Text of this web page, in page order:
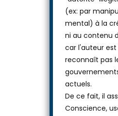
(ex: par
mental) à la
ni au contenu
car l'auteur est
reconnaît pas
actuels.
De ce fait, il
Conscience,